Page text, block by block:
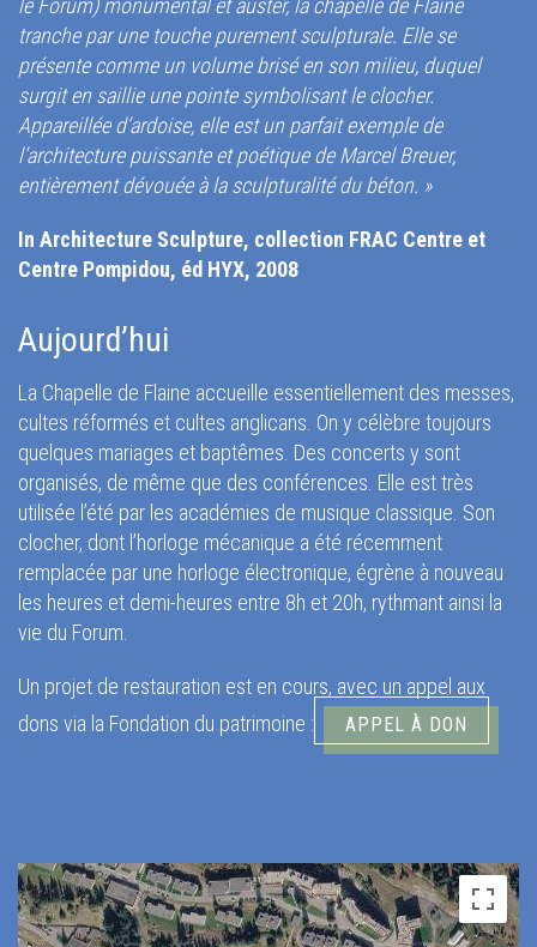
tranche par une touche purement sculpturale. Elle se
présente comme un volume brisé en son milieu, duquel
surgit en saillie une pointe symbolisant le clocher.
Appareillée d’ardoise, elle est un parfait exemple de
l’architecture puissante et poétique de Marcel Breuer,
entièrement dévouée à la sculpturalité du béton. »
In Architecture Sculpture, collection FRAC Centre et
Centre Pompidou, éd HYX, 2008
Aujourd’hui
La Chapelle de Flaine accueille essentiellement des messes,
cultes réformés et cultes anglicans. On y célèbre toujours
quelques mariages et baptêmes. Des concerts y sont
organisés, de même que des conférences. Elle est très
utilisée l’été par les académies de musique classique. Son
clocher, dont l’horloge mécanique a été récemment
remplacée par une horloge électronique, égrène à nouveau
les heures et demi-heures entre 8h et 20h, rythmant ainsi la
vie du Forum.
Un projet de restauration est en cours, avec un appel aux
dons via la Fondation du patrimoine :
APPEL À DON